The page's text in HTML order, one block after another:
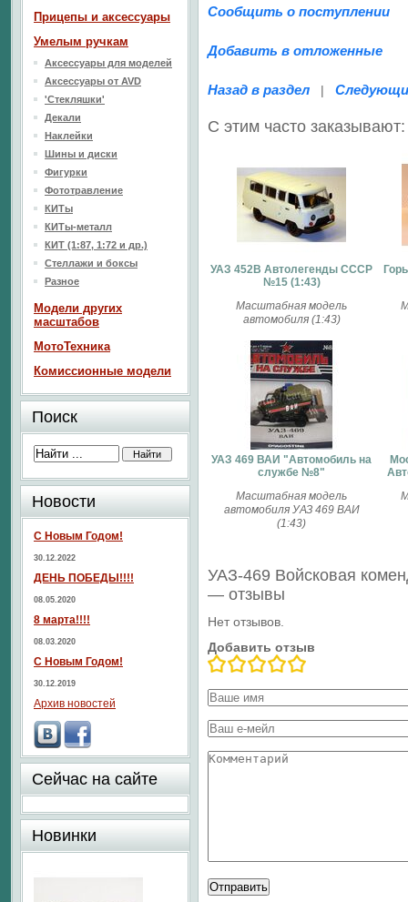
Сообщить о поступлении
Добавить в отложенные
Назад в раздел |
С этим часто заказывают:
УАЗ 452B Автолегенды СССР
№15 (1:43)
Масштабная модель
автомобиля (1:43)
УАЗ 469 ВАИ "Автомобиль на
службе №8"
Масштабная модель
автомобиля УАЗ 469 ВАИ
(1:43)
УАЗ-469 Войсковая
— отзывы
Нет отзывов.
Добавить отзыв
Прицепы и аксессуары
Умелым ручкам
Аксессуары для моделей
Аксессуары от AVD
'Стекляшки'
Декали
Наклейки
Шины и диски
Фигурки
Фототравление
КИТы
КИТы-металл
КИТ (1:87, 1:72 и др.)
Стеллажи и боксы
Разное
Модели других
масштабов
МотоТехника
Комиссионные модели
Поиск
Новости
С Новым Годом!
30.12.2022
ДЕНЬ ПОБЕДЫ!!!!
08.05.2020
8 марта!!!!
08.03.2020
С Новым Годом!
30.12.2019
Архив новостей
Сейчас на сайте
Новинки